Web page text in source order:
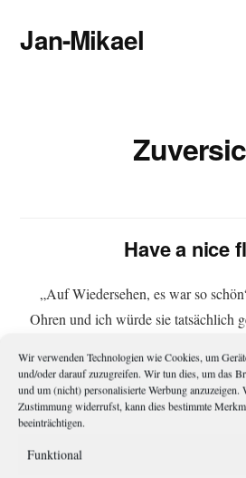
Wir verwenden Technologien wie Cookies, um
und/oder darauf zuzugreifen. Wir tun dies, um das
und um (nicht) personalisierte Werbung anzuzeigen.
Zustimmung widerrufst, kann dies bestimmte
beeinträchtigen.
Funktional
Inhalt
springen
menu
Jan-Mikael
Have a nice
„Auf Wiedersehen, es war so
Ohren und ich würde sie tatsächlich
steht. Wenn man einen Engel
Zuneigung und da ist nichts, was